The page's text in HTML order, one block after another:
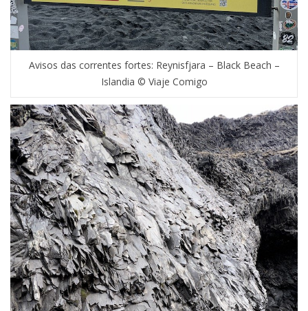
Avisos das correntes fortes: Reynisfjara – Black Beach –
Islandia © Viaje Comigo